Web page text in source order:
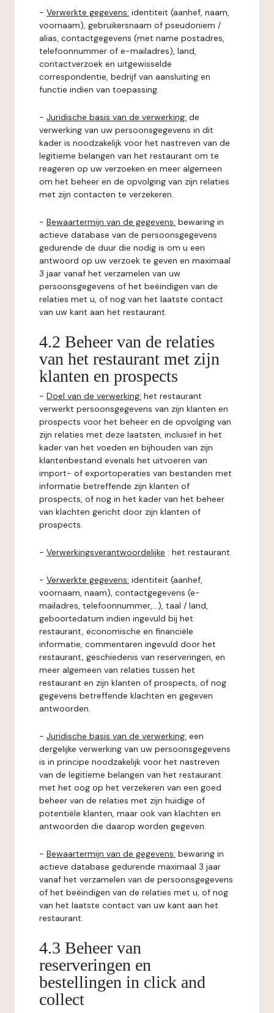
- Verwerkte gegevens: identiteit (aanhef, naam,
voornaam), gebruikersnaam of pseudoniem /
alias, contactgegevens (met name postadres,
telefoonnummer of e-mailadres), land,
contactverzoek en uitgewisselde
correspondentie, bedrijf van aansluiting en
functie indien van toepassing.
- Juridische basis van de verwerking: de
verwerking van uw persoonsgegevens in dit
kader is noodzakelijk voor het nastreven van de
legitieme belangen van het restaurant om te
reageren op uw verzoeken en meer algemeen
om het beheer en de opvolging van zijn relaties
met zijn contacten te verzekeren.
- Bewaartermijn van de gegevens: bewaring in
actieve database van de persoonsgegevens
gedurende de duur die nodig is om u een
antwoord op uw verzoek te geven en maximaal
3 jaar vanaf het verzamelen van uw
persoonsgegevens of het beëindigen van de
relaties met u, of nog van het laatste contact
van uw kant aan het restaurant.
4.2 Beheer van de relaties
van het restaurant met zijn
klanten en prospects
- Doel van de verwerking: het restaurant
verwerkt persoonsgegevens van zijn klanten en
prospects voor het beheer en de opvolging van
zijn relaties met deze laatsten, inclusief in het
kader van het voeden en bijhouden van zijn
klantenbestand evenals het uitvoeren van
import- of exportoperaties van bestanden met
informatie betreffende zijn klanten of
prospects, of nog in het kader van het beheer
van klachten gericht door zijn klanten of
prospects.
- Verwerkingsverantwoordelijke : het restaurant.
- Verwerkte gegevens: identiteit (aanhef,
voornaam, naam), contactgegevens (e-
mailadres, telefoonnummer,...), taal / land,
geboortedatum indien ingevuld bij het
restaurant, economische en financiële
informatie, commentaren ingevuld door het
restaurant, geschiedenis van reserveringen, en
meer algemeen van relaties tussen het
restaurant en zijn klanten of prospects, of nog
gegevens betreffende klachten en gegeven
antwoorden.
- Juridische basis van de verwerking: een
dergelijke verwerking van uw persoonsgegevens
is in principe noodzakelijk voor het nastreven
van de legitieme belangen van het restaurant
met het oog op het verzekeren van een goed
beheer van de relaties met zijn huidige of
potentiële klanten, maar ook van klachten en
antwoorden die daarop worden gegeven.
- Bewaartermijn van de gegevens: bewaring in
actieve database gedurende maximaal 3 jaar
vanaf het verzamelen van de persoonsgegevens
of het beëindigen van de relaties met u, of nog
van het laatste contact van uw kant aan het
restaurant.
4.3 Beheer van
reserveringen en
bestellingen in click and
collect